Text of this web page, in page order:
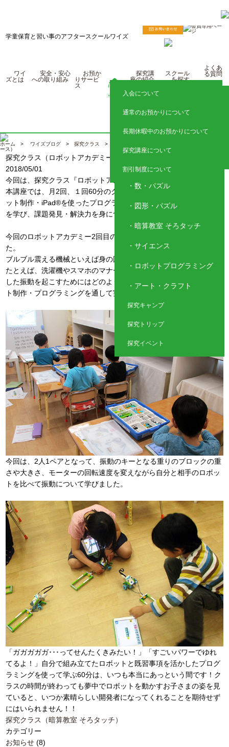
学童保育と習い事のアフタースクールワイズ
ワイ
ズとは
安全・安心
への取り組み
お預か
りサービ
ス
探究講
座の紹介
探究クラス
ュ
数・パズル
図形・パズル
暗算教室 そろタッチ
サイエンス
ロボットプログラミング
アート・クラフト
探究キャンプ
探究トリップ
探究イベント
スクール
を探す
神奈川
埼玉
よくあ
る質問
入会について
通常のお預かりについて
長期休暇中のお預かりについて
探究講座について
割引制度について
ホーム > ワイズブログ > 探究クラス
> 探究クラス（ロボットアカデミー プライマリーコ
ース）
探究クラス（ロボットアカデミー プライマリーコース）
2018/05/01
今回は、探究クラス『ロボットアカデミー』のご紹介です。
本講座では、月2回、１回60分のクラスの中で、レゴを使ったロボ
ット制作・iPad®を使ったプログラミングを通してPDCAサイクル
を学び、課題発見・解決力を身につけます。
今回のロボットアカデミー2回目のテーマは『ブルブルロボ』でし
た。
ブルブル震える機械といえば身の回りには何があるでしょう？
たとえば、洗濯機やスマホのマナーモードなどがありますが、こう
した振動を起こすためにはどのような条件が必要か、実際にロボッ
ト制作・プログラミングを通して実践しました。
今回は、2人1ペアとなって、振動のキーとなる重りのブロックの重
さや大きさ、モーターの回転速度を変えながら自分と相手のロボッ
トを比べて振動について学びました。
「ガガガガガ･･･ってせんたくきみたい！」「すごいパワーでゆれ
てるよ！」自分で組み立てたロボットと既習事項を活かしたプログ
ラミングを使って学ぶ60分は、いつも本当にあっという間です！ク
ラスの時間が終わっても夢中でロボットを動かすお子さまの姿を見
ていると、いつか素晴らしい開発者になってくれることを期待せず
にはいられません！！
探究クラス（暗算教室 そろタッチ）
カテゴリー
お知らせ (8)